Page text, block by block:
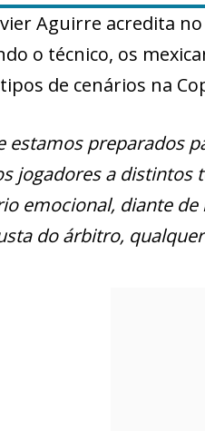
Aguirre acredita
o técnico, os
de cenários na
estamos preparados
jogadores a distintos
emocional, diante
do árbitro,